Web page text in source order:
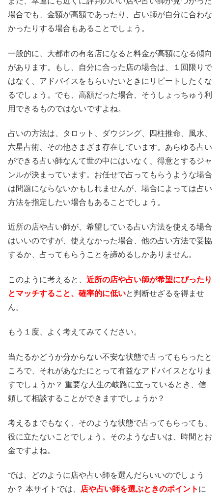
場合でも、金額が高額であったり、占い師が自分に合わな
かったりする場合もあることでしょう。
一般的に、大都市の有名店になると料金が高額になる傾向
があります。もし、自分に合った店の場合は、１回限りで
はなく、アドバイスをもらいたいときにリピートしたくな
るでしょう。でも、高額だった場合、そうしょっちゅう利
用できるものではないですよね。
占いの方法は、タロット、ダウジング、四柱推命、風水、
六星占術、その他さまざま存在しています。あらゆる占い
ができる占い師なんて世の中にはいなく、得意とするジャ
ンルが決まっています。お任せで占ってもらうような場合
は問題にならないかもしれませんが、場合によっては占い
方法を指定したい場合もあることでしょう。
近所の店や占い師が、希望している占い方法を使える場合
はいいのですが、使えなかった場合、他の占い方法で妥協
するか、占ってもらうことを諦めるしかありません。
このように考えると、 近所の店や占い師が希望にぴったり
とマッチすること、確率的に低いと判断せざるを得ませ
ん。
もう１度、よく考えてみてください。
当たるかどうか分からない不安な状態で占ってもらったと
ころで、それがあなたにとって有益なアドバイスとなりま
すでしょうか？ 重要な人生の岐路に立っているとき、信
頼して相談することができますでしょうか？
考えるまでもなく、そのような状態で占ってもらっても、
役に立たないことでしょう。そのような占いは、時間とお
金ですよね。
では、どのように店や占い師を選んだらいいのでしょう
か？ 本サイトでは、 店や占い師を選ぶときのポイント に